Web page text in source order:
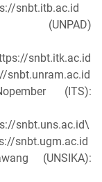
snbt.itb.ac.id
(UNPAD)
snbt.itk.ac.id
snbt.unram.ac.id
(ITS):
snbt.uns.ac.id\
snbt.ugm.ac.id
(UNSIKA):